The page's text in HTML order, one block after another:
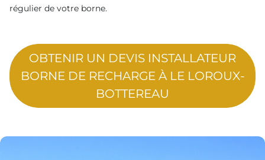
régulier de votre borne.
OBTENIR UN DEVIS INSTALLATEUR
BORNE DE RECHARGE À LE LOROUX-
BOTTEREAU